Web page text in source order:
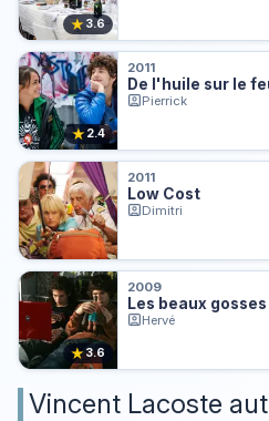
★3.6
★2.4
2011
De l'huile sur le
Pierrick
2011
Low Cost
Dimitri
★3.6
2009
Les beaux gosses
Hervé
Vincent Lacoste